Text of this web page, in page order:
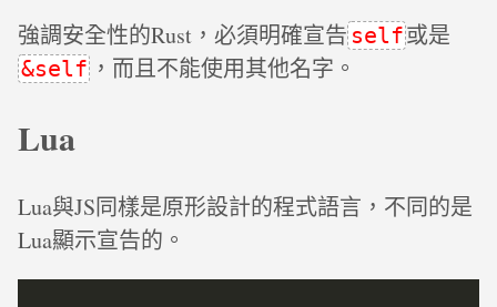
強調安全性的Rust，必須明確宣告 self或是
&self ，而且不能使用其他名字。
Lua
Lua與JS同樣是原形設計的程式語言，不同的是
Lua顯示宣告的。